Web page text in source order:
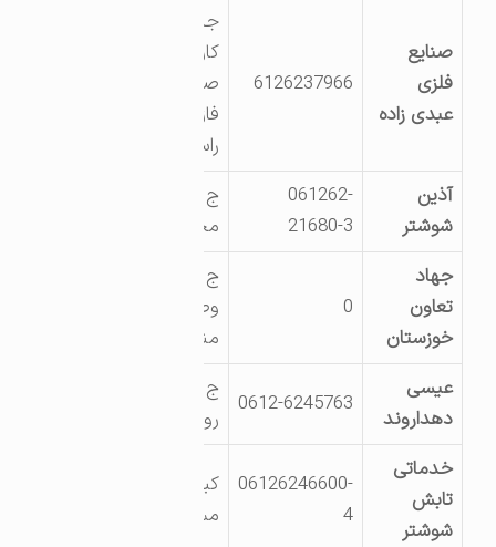
صنایع
فلزی
عبدی زاده
6126237966
جاده کشت و صنعت
کارون- شهرک
صنعتی شماره یک-
فاز 3 واحد سمت
راست
آذین
شوشتر
061262-
21680-3
ج اهواز جنب انبار
مخابرات0
جهاد
تعاون
خوزستان
ج اختصاصی کشت
وصنعت کارون
منطقه نی آباد0
عیسی
دهداروند
0612-6245763
ج مسجدسلیمان
روستای پیرگاری0
خدماتی
تابش
شوشتر
06126246600-
مسجد سلیمان